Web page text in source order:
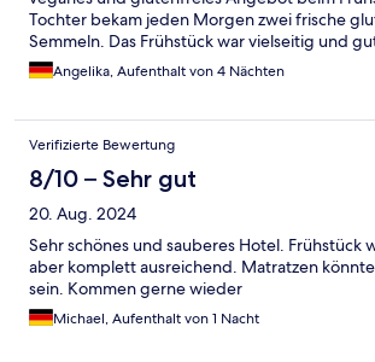
Tochter bekam jeden Morgen zwei frische
Semmeln. Das Frühstück war vielseitig und
zentral und trotzdem ruhig. Unser Zimmer
sauber und geräumig. Die Betten angenehm,
ausgerichtet, gefiel uns. Der Thermenbus ist
entfernt. Die Fußgängerzone erreicht man in 2
Tipp: Sushi Hanami, Royal India und Gasthof
Angelika, Aufenthalt von 4 Nächten
Verifizierte Bewertung
8/10 – Sehr gut
20. Aug. 2024
Sehr schönes und sauberes Hotel. Frühstück
aber komplett ausreichend. Matratzen
sein. Kommen gerne wieder
Michael, Aufenthalt von 1 Nacht